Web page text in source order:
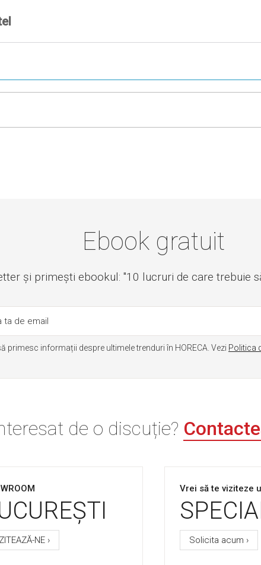
Ebook gratuit
și primești ebookul: "10 lucruri de care trebuie
primesc informații despre ultimele trenduri în HORECA. Vezi Politica
de o discuție?
NE ›
Vrei să te viziteze
Solicita acum ›